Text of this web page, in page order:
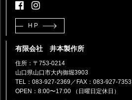
HP
有限会社 井本製作所
住所：〒753-0214
山口県山口市大内御堀3903
TEL：083-927-2369 ／FAX：083-927-7353
OPEN：8:00〜17:00 （日曜日定休日）